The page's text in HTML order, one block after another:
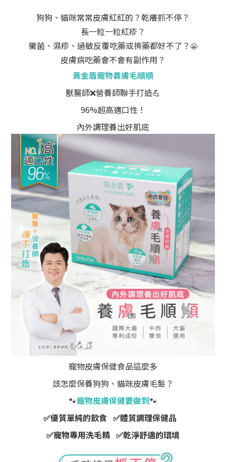
狗狗、貓咪常常皮膚紅紅的？乾癢抓不停？
長一粒一粒紅疹？
黴菌、濕疹、過敏反覆吃藥或擦藥都好不了？ 😬
皮膚病吃藥會不會有副作用？
黃金盾寵物養膚毛順順
獸醫師❌營養師聯手打造💪
96%超高適口性！
內外調理養出好肌底
寵物皮膚保健食品這麼多
該怎麼保養狗狗、貓咪皮膚毛髮？
🐾寵物皮膚保健要做到🐾
✅優質單純的飲食 ✅體質調理保健品
✅寵物專用洗毛精 ✅乾淨舒適的環境